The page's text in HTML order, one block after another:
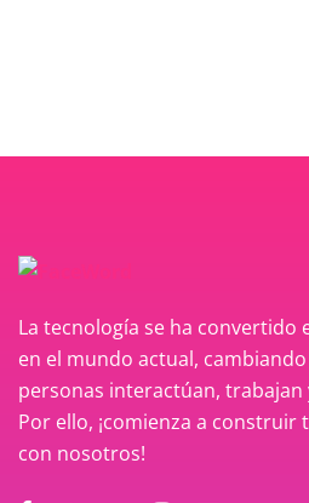
La tecnología se ha convertido
en el mundo actual,
personas interactúan,
Por ello, ¡comienza a
con nosotros!